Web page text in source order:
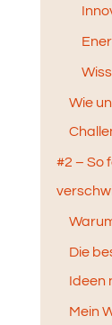
Wie
#2 – So
Die
Ideen
Mein